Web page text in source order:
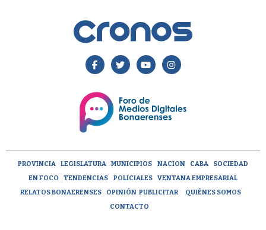
PROVINCIA LEGISLATURA MUNICIPIOS NACION CABA
SOCIEDAD
EN FOCO
TENDENCIAS POLICIALES
VENTANA EMPRESARIAL
RELATOS BONAERENSES
OPINIÓN PUBLICITAR
QUIÉNES SOMOS
CONTACTO